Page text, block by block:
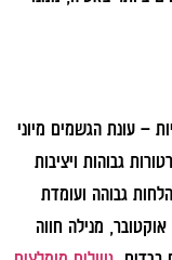
– עונת הגשמים מיוני
גבוהות ויציבות
צלזיוס. הלחות גבוהה ועומדת
מאי עד אוקטובר, מנילה חווה